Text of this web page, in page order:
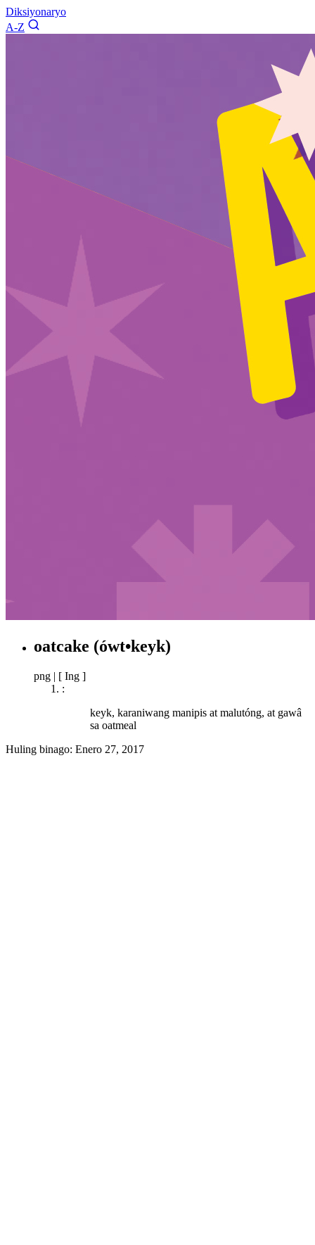
Diksiyonaryo
A-Z
oatcake (ówt•keyk)
png | [ Ing ]
:
keyk, karaniwang manipis at malutóng, at gawâ
sa oatmeal
Huling binago: Enero 27, 2017